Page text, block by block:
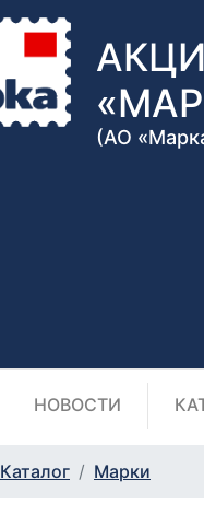
(АО
НОВОСТИ
Каталог Марки